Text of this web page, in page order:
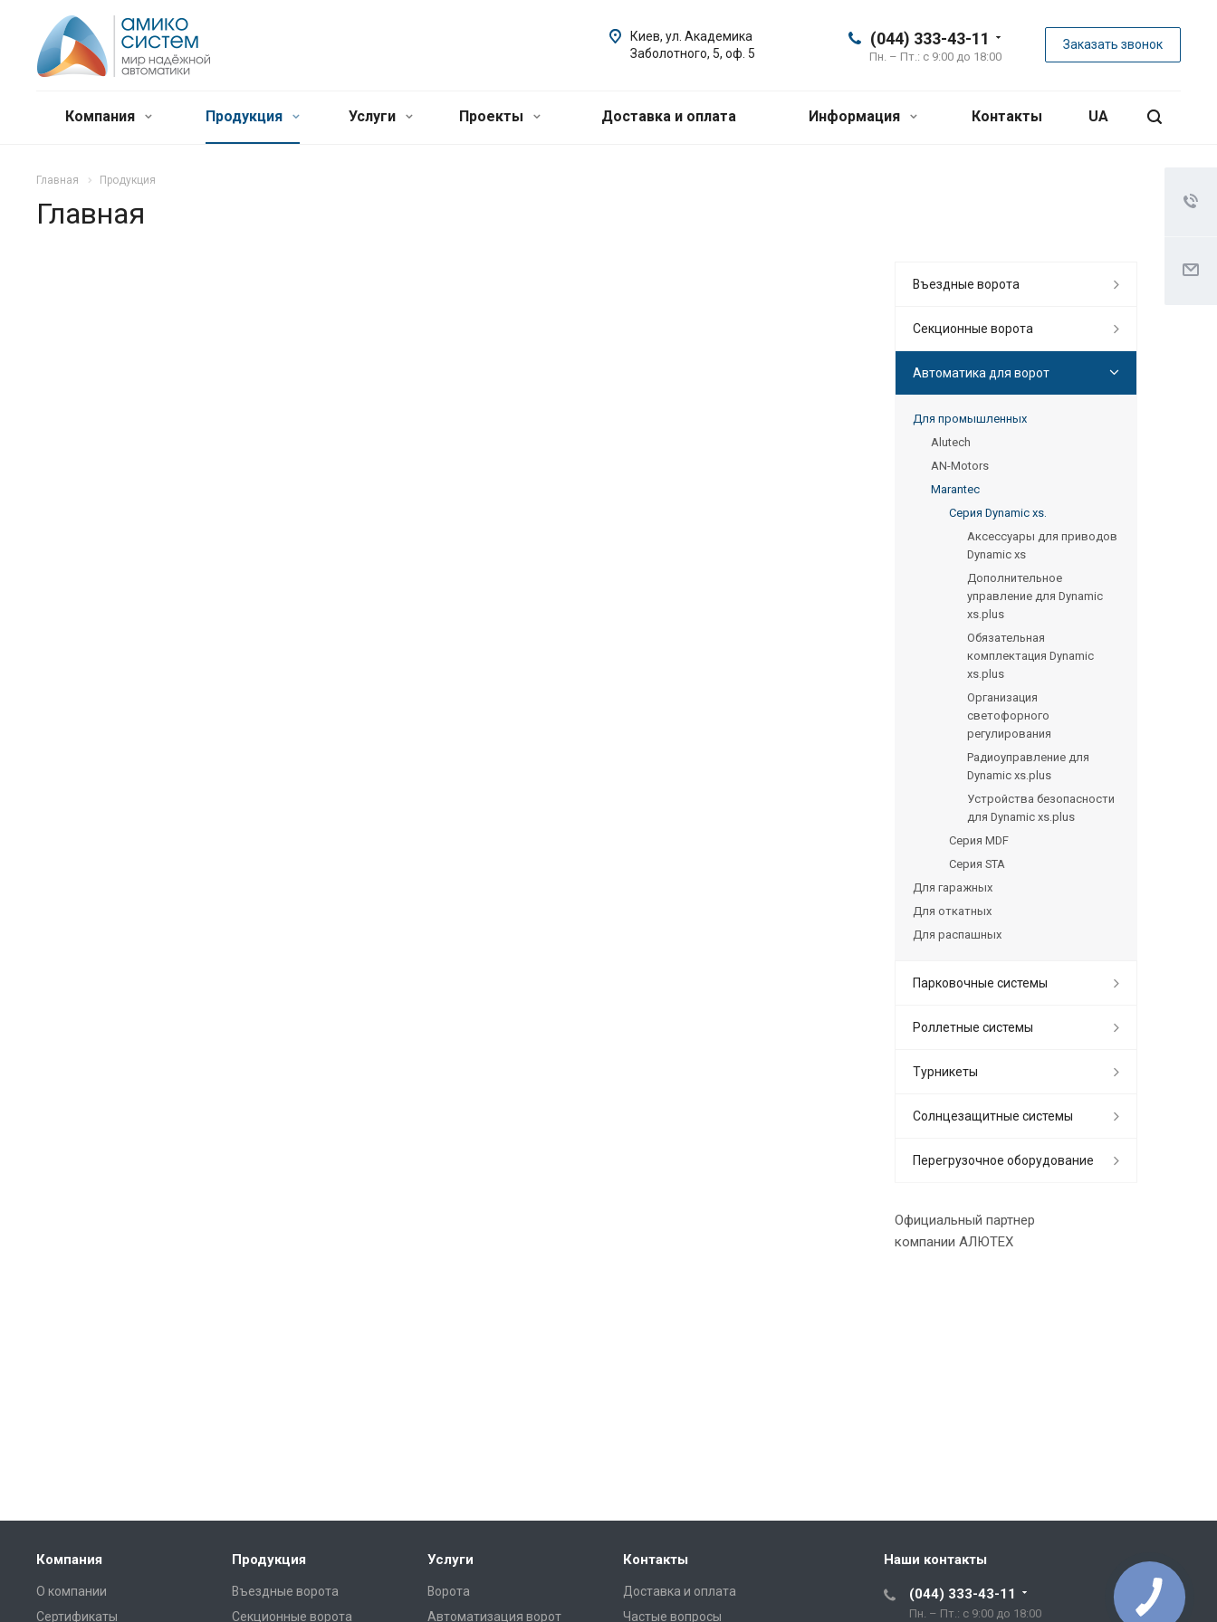
(044) 333-43-11
Пн. – Пт.: с 9:00 до 18:00
Заказать звонок
Киев, ул. Академика
Заболотного, 5, оф. 5
Компания Продукция Услуги Проекты Доставка и оплата Информация Контакты UA
Главная Продукция
Главная
Въездные ворота
Секционные ворота
Автоматика для ворот
Для промышленных
Alutech
AN-Motors
Marantec
Серия Dynamic xs.
Аксессуары для приводов
Dynamic xs
Дополнительное
управление для Dynamic
xs.plus
Обязательная
комплектация Dynamic
xs.plus
Организация
светофорного
регулирования
Радиоуправление для
Dynamic xs.plus
Устройства безопасности
для Dynamic xs.plus
Серия MDF
Серия STA
Для гаражных
Для откатных
Для распашных
Парковочные системы
Роллетные системы
Турникеты
Солнцезащитные системы
Перегрузочное оборудование
Официальный партнер
компании АЛЮТЕХ
Компания
О компании
Сертификаты
Продукция
Въездные ворота
Секционные ворота
Услуги
Ворота
Автоматизация ворот
Контакты
Доставка и оплата
Частые вопросы
Наши контакты
(044) 333-43-11
Пн. – Пт.: с 9:00 до 18:00